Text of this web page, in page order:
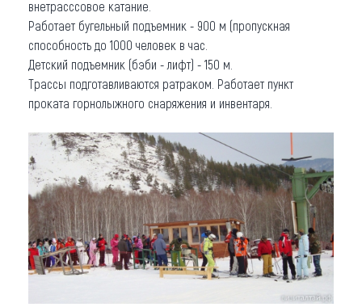
внетрасссовое катание.
Работает бугельный подъемник - 900 м (пропускная
способность до 1000 человек в час.
Детский подъемник (бэби - лифт) - 150 м.
Трассы подготавливаются ратраком. Работает пункт
проката горнолыжного снаряжения и инвентаря.